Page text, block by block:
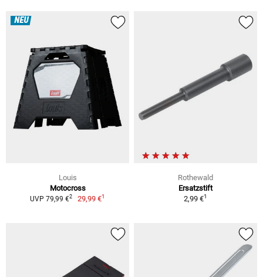
NEU
Louis
Motocross
UVP 79,99 €2 29,99 €1
Rothewald
Ersatzstift
2,99 €1